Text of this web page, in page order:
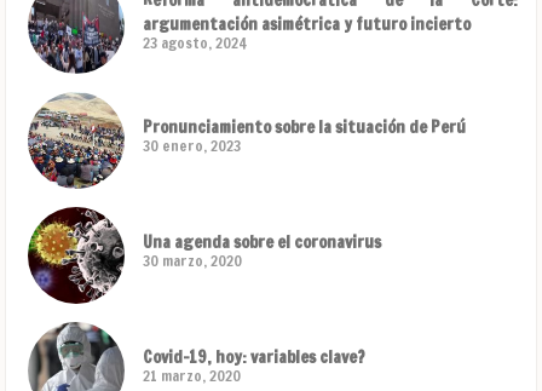
argumentación asimétrica y futuro incierto
23 agosto, 2024
Pronunciamiento sobre la situación de Perú
30 enero, 2023
Una agenda sobre el coronavirus
30 marzo, 2020
Covid-19, hoy: variables clave?
21 marzo, 2020